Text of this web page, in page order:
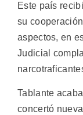
Este país
su
aspectos, en
Judicial
Tablante
concertó